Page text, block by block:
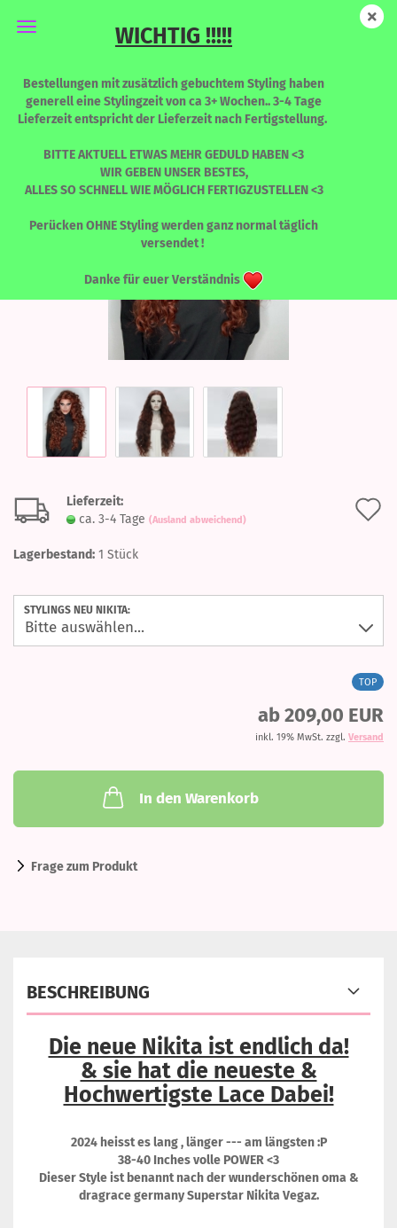
WICHTIG !!!!!
Bestellungen mit zusätzlich gebuchtem Styling haben
generell eine Stylingzeit von ca 3+ Wochen.. 3-4 Tage
Lieferzeit entspricht der Lieferzeit nach Fertigstellung.
BITTE AKTUELL ETWAS MEHR GEDULD HABEN <3
WIR GEBEN UNSER BESTES,
ALLES SO SCHNELL WIE MÖGLICH FERTIGZUSTELLEN <3
Perücken OHNE Styling werden ganz normal täglich
versendet !
Danke für euer Verständnis
Nikita - Vivienne
Lieferzeit:
ca. 3-4 Tage (Ausland abweichend)
Lagerbestand: 1 Stück
STYLINGS NEU NIKITA:
TOP
ab 209,00 EUR
inkl. 19% MwSt. zzgl. Versand
In den Warenkorb
Frage zum Produkt
BESCHREIBUNG
Die neue Nikita ist endlich da!
& sie hat die neueste &
Hochwertigste Lace Dabei!
2024 heisst es lang , länger --- am längsten :P
38-40 Inches volle POWER <3
Dieser Style ist benannt nach der wunderschönen oma &
dragrace germany Superstar Nikita Vegaz.